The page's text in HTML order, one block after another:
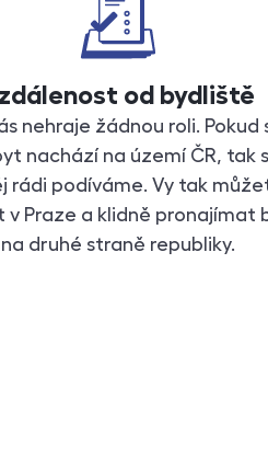
od bydliště
nehraje žádnou roli. Pokud
nachází na území ČR, tak
rádi podíváme. Vy tak
v Praze a klidně pronajímat
na druhé straně republiky.